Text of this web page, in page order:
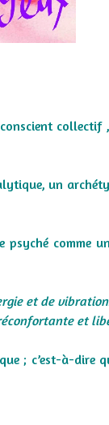
un
comme
et de
et
; c’est-à-dire